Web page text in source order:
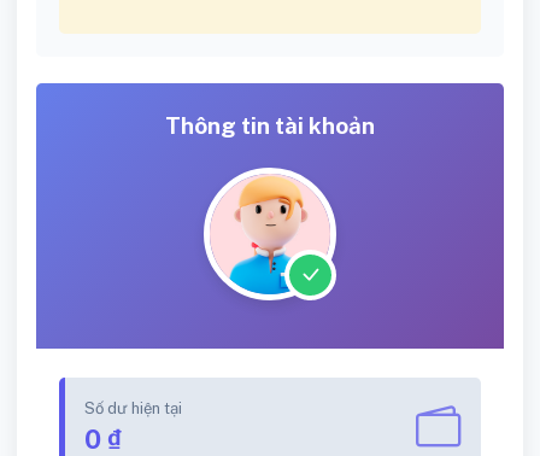
Thông tin tài khoản
Số dư hiện tại
0 ₫